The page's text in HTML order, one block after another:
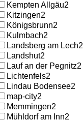
Kempten Allgäu2
Kitzingen2
Königsbrunn2
Kulmbach2
Landsberg am Lech2
Landshut2
Lauf an der Pegnitz2
Lichtenfels2
Lindau Bodensee2
map-city2
Memmingen2
Mühldorf am Inn2